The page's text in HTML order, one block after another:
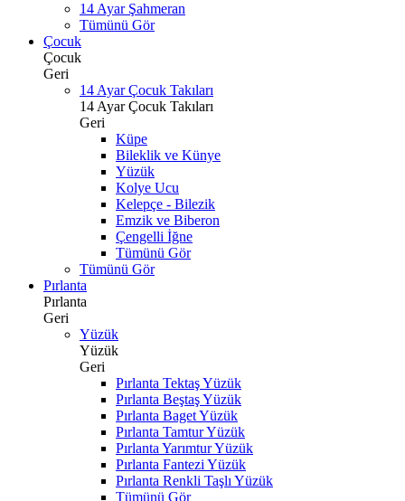
14 Ayar Şahmeran
Tümünü Gör
Çocuk
Çocuk
Geri
14 Ayar Çocuk Takıları
14 Ayar Çocuk Takıları
Geri
Küpe
Bileklik ve Künye
Yüzük
Kolye Ucu
Kelepçe - Bilezik
Emzik ve Biberon
Çengelli İğne
Tümünü Gör
Tümünü Gör
Pırlanta
Pırlanta
Geri
Yüzük
Yüzük
Geri
Pırlanta Tektaş Yüzük
Pırlanta Beştaş Yüzük
Pırlanta Baget Yüzük
Pırlanta Tamtur Yüzük
Pırlanta Yarımtur Yüzük
Pırlanta Fantezi Yüzük
Pırlanta Renkli Taşlı Yüzük
Tümünü Gör